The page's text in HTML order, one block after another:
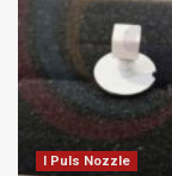
I Puls Nozzle